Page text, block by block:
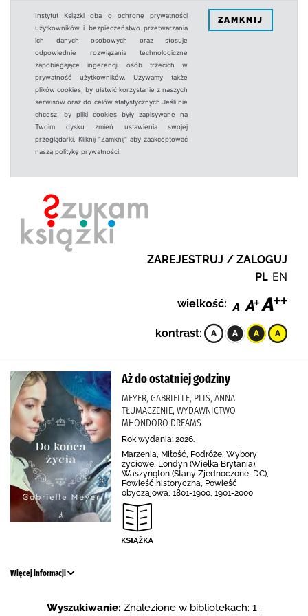
Instytut Książki dba o ochronę prywatności
użytkowników i bezpieczeństwo przetwarzania
ich danych osobowych oraz stosuje
odpowiednie rozwiązania technologiczne
zapobiegające ingerencji osób trzecich w
prywatność użytkowników. Używamy także
plików cookies, by ułatwić korzystanie z naszych
serwisów oraz do celów statystycznych.Jeśli nie
chcesz, by pliki cookies były zapisywane na
Twoim dysku zmień ustawienia swojej
przeglądarki. Kliknij "Zamknij" aby zaakceptować
naszą politykę prywatności.
ZAMKNIJ
ZAREJESTRUJ / ZALOGUJ
PL EN
wielkość:
kontrast:
Aż do ostatniej godziny
MEYER, GABRIELLE, PLIŚ, ANNA
TŁUMACZENIE, WYDAWNICTWO
MHONDORO DREAMS
Rok wydania: 2026.
Marzenia, Miłość, Podróże, Wybory
życiowe, Londyn (Wielka Brytania),
Waszyngton (Stany Zjednoczone, DC),
Powieść historyczna, Powieść
obyczajowa, 1801-1900, 1901-2000
Więcej informacji
Wyszukiwanie: Znalezione w bibliotekach: 1 .